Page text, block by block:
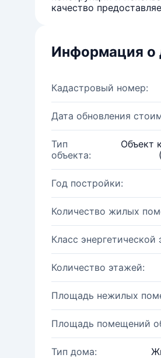
качество
Информация о
Кадастровый номер:
Дата обновления
Тип
объекта:
Объект
Год постройки:
Количество жилых
Класс энергетической
Количество этажей:
Площадь нежилых
Площадь помещений
Тип дома: